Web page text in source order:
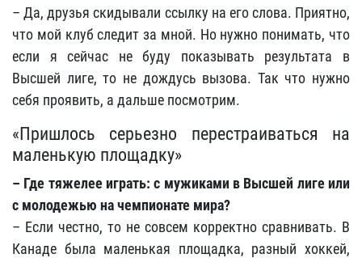
– Да, друзья скидывали ссылку на его слова. Приятно,
что мой клуб следит за мной. Но нужно понимать, что
если я сейчас не буду показывать результата в
Высшей лиге, то не дождусь вызова. Так что нужно
себя проявить, а дальше посмотрим.
«Пришлось серьезно перестраиваться на
маленькую площадку»
– Где тяжелее играть: с мужиками в Высшей лиге или
с молодежью на чемпионате мира?
– Если честно, то не совсем корректно сравнивать. В
Канаде была маленькая площадка, разный хоккей,